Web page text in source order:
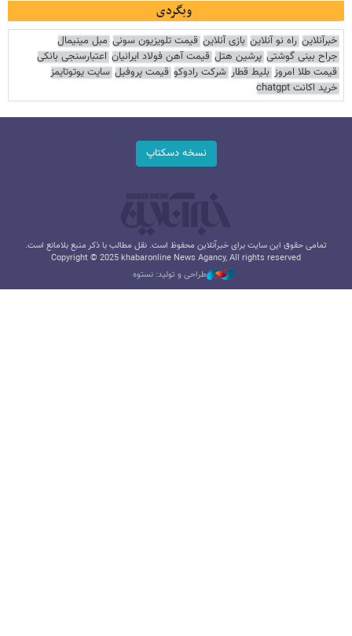
وبگردی
خبرآنلاین راه نو آنلاین بازی آنلاین قیمت تلویزیون سونی مبل مینیمال
جراح بینی گوشتی پرشین هتل قیمت آهن فولاد ایرانیان اعتبارسنجی بانکی
قیمت طلا امروز بلیط قطار شرکت رادوکو قیمت پروفیل سایت یوتوتایمز
خرید اکانت chatgpt
نسخه دسکتاپ
تمامی حقوق این سایت برای خبرآنلاین محفوظ است. نقل مطالب با ذکر منبع بلامانع است.
Copyright © 2025 khabaronline News Agancy, All rights reserved
طراحی و تولید: نستوه